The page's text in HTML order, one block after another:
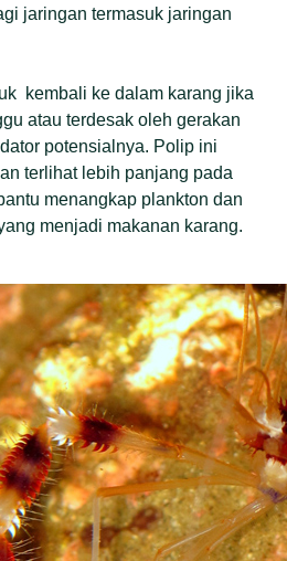
jaringan termasuk jaringan
kembali ke dalam karang jika
atau terdesak oleh gerakan
potensialnya. Polip ini
terlihat lebih panjang pada
menangkap plankton dan
menjadi makanan karang.